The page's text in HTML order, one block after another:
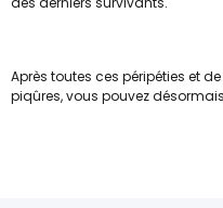
Après toutes ces péripéties et
piqûres, vous pouvez